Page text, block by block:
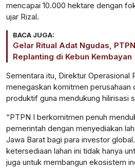
mencapai 10.000 hektare dengan
ujar Rizal.
BACA JUGA:
Gelar Ritual Adat Ngudas,
Replanting di Kebun Kembayan
Sementara itu, Direktur Operasional
menegaskan komitmen perusahaan
produktif guna mendukung hilirisasi
“PTPN I berkomitmen penuh
pemerintah dengan menyediakan
Jawa Barat bagi para investor
ketersediaan lahan ini tidak hanya
juga untuk membangun ekosistem